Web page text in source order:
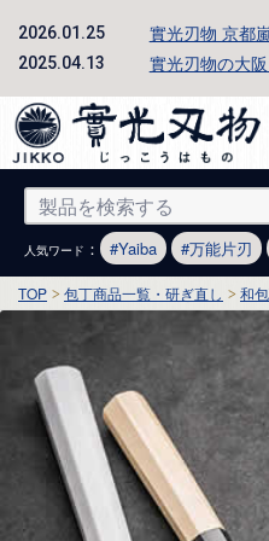
2026.01.25 實光刃物 京都
2025.04.13 實光刃物の大
人気ワード ： Yaiba 万能片刃
TOP 包丁商品一覧・研ぎ直し 和